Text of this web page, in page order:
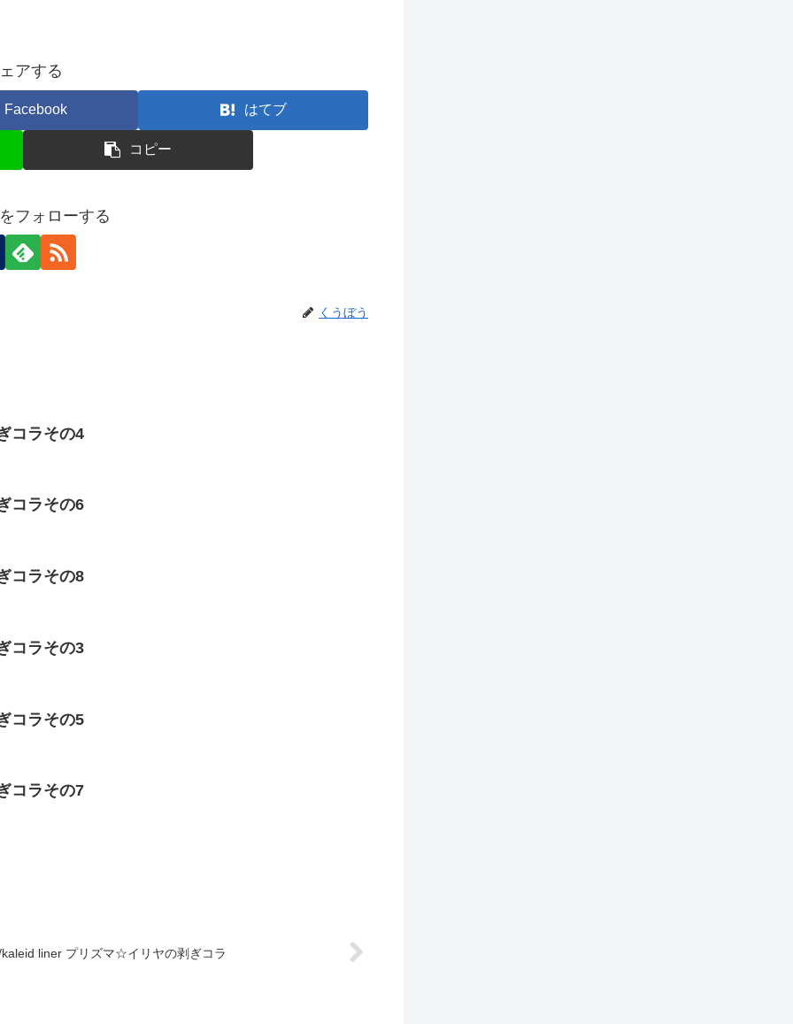
アする
Facebook はてブ
コピー
フォローする
くうぼう
コラその4
コラその6
コラその8
コラその3
コラその5
コラその7
liner プリズマ☆イリヤの剥ぎコラ